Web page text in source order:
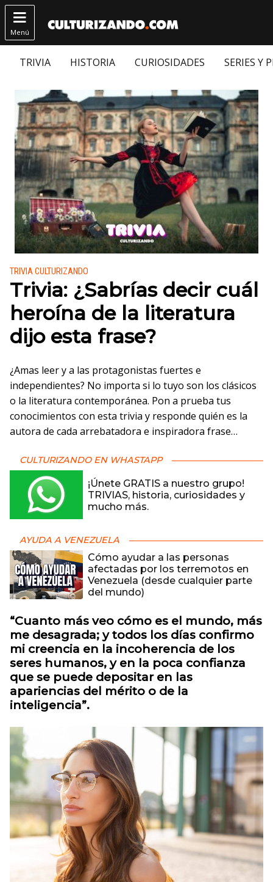

Menú
TRIVIA HISTORIA CURIOSIDADES SERIES Y
Publicado en:
TRIVIA CULTURIZANDO
Trivia: ¿Sabrías decir cuál
heroína de la literatura
dijo esta frase?
¿Amas leer y a las protagonistas fuertes e
independientes? No importa si lo tuyo son los clásicos
o la literatura contemporánea. Pon a prueba tus
conocimientos con esta trivia y responde quién es la
autora de cada arrebatadora e inspiradora frase…
CULTURIZANDO EN WHASTAPP
¡Únete GRATIS a nuestro grupo!
TRIVIAS, historia, curiosidades y
mucho más.
AYUDA A VENEZUELA
Cómo ayudar a las personas
afectadas por los terremotos en
Venezuela (desde cualquier parte
del mundo)
“Cuanto más veo cómo es el mundo, más
me desagrada; y todos los días confirmo
mi creencia en la incoherencia de los
seres humanos, y en la poca confianza
que se puede depositar en las
apariencias del mérito o de la
inteligencia”.